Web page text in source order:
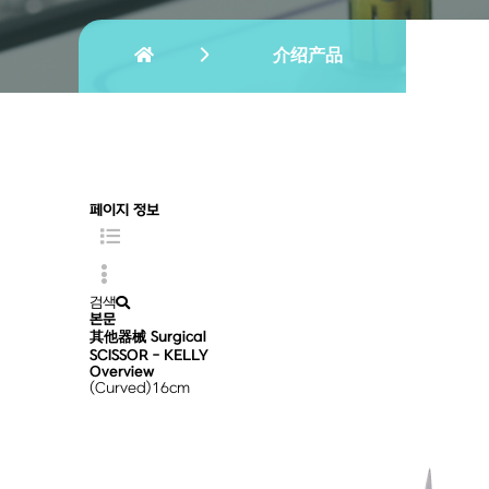
介绍产品
페이지 정보
검색
본문
其他器械 Surgical
SCISSOR - KELLY
Overview
(Curved)16cm